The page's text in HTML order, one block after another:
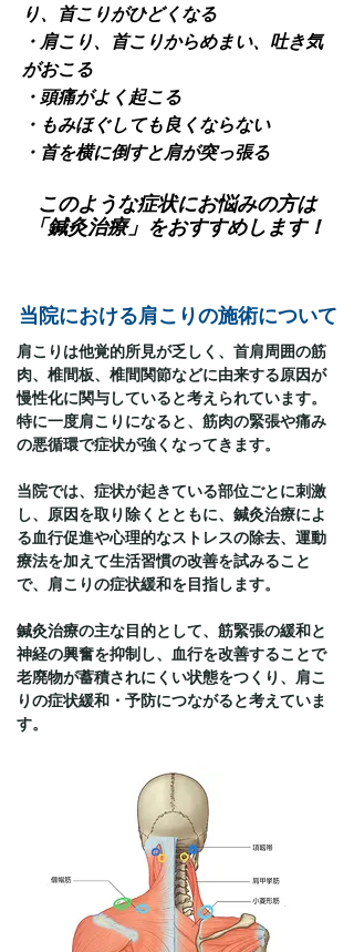
り、首こりがひどくなる
・肩こり、首こりからめまい、吐き気
がおこる
・頭痛がよく起こる
・もみほぐしても良くならない
・首を横に倒すと肩が突っ張る
このような症状にお悩みの方は
「鍼灸治療」をおすすめします！
当院における肩こりの施術について
肩こりは他覚的所見が乏しく、首肩周囲の筋
肉、椎間板、椎間関節などに由来する原因が
慢性化に関与していると考えられています。
特に一度肩こりになると、筋肉の緊張や痛み
の悪循環で症状が強くなってきます。
当院では、症状が起きている部位ごとに刺激
し、原因を取り除くとともに、鍼灸治療によ
る血行促進や心理的なストレスの除去、運動
療法を加えて生活習慣の改善を試みること
で、肩こりの症状緩和を目指します。
鍼灸治療の主な目的として、筋緊張の緩和と
神経の興奮を抑制し、血行を改善することで
老廃物が蓄積されにくい状態をつくり、肩こ
りの症状緩和・予防につながると考えていま
す。